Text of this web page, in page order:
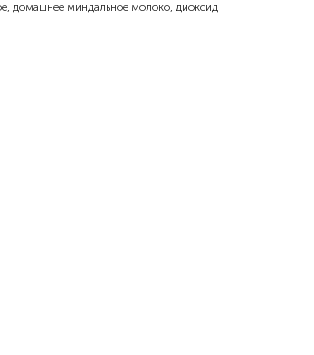
домашнее миндальное молоко, диоксид